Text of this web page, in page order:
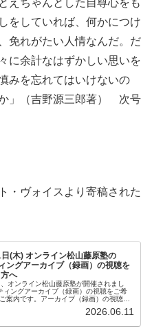
ちゃんとした自尊心をも
をしていれば、何かにつけ
免れがたい人情なんだ。だ
に余計なはずかしい思いを
みを忘れてはいけないの
」（吉野源三郎著） 次号
・ヴォイスより寄稿された
(木) オンライン松山藤原塾の
ングアーカイブ（録画）の視聴を
へ
オンライン松山藤原塾が開催されまし
ィングアーカイブ（録画）の視聴をご希
案内です。アーカイブ（録画）の視聴を
2026.06.11